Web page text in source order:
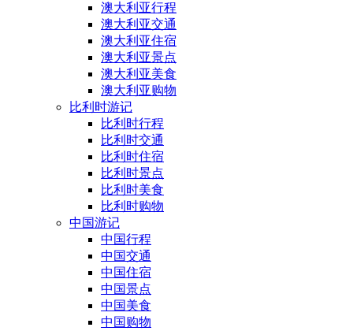
澳大利亚行程
澳大利亚交通
澳大利亚住宿
澳大利亚景点
澳大利亚美食
澳大利亚购物
比利时游记
比利时行程
比利时交通
比利时住宿
比利时景点
比利时美食
比利时购物
中国游记
中国行程
中国交通
中国住宿
中国景点
中国美食
中国购物